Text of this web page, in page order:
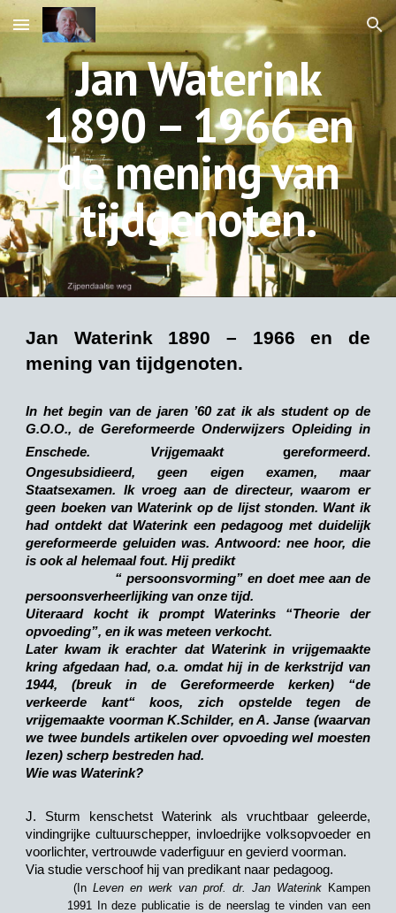
Skip to main content Skip to navigation
Jan Waterink
1890 – 1966 en
de mening van
tijdgenoten.
Jan Waterink 1890 – 1966 en de
mening van tijdgenoten.
In het begin van de jaren ’60 zat ik als student op de
G.O.O., de Gereformeerde Onderwijzers Opleiding in
Enschede. Vrijgemaakt gereformeerd.
Ongesubsidieerd, geen eigen examen, maar
Staatsexamen. Ik vroeg aan de directeur, waarom er
geen boeken van Waterink op de lijst stonden. Want ik
had ontdekt dat Waterink een pedagoog met duidelijk
gereformeerde geluiden was. Antwoord: nee hoor, die
is ook al helemaal fout. Hij predikt
“ persoonsvorming” en doet mee aan de
persoonsverheerlijking van onze tijd.
Uiteraard kocht ik prompt Waterinks “Theorie der
opvoeding”, en ik was meteen verkocht.
Later kwam ik erachter dat Waterink in vrijgemaakte
kring afgedaan had, o.a. omdat hij in de kerkstrijd van
1944, (breuk in de Gereformeerde kerken) “de
verkeerde kant“ koos, zich opstelde tegen de
vrijgemaakte voorman K.Schilder, en A. Janse (waarvan
we twee bundels artikelen over opvoeding wel moesten
lezen) scherp bestreden had.
Wie was Waterink?
J. Sturm kenschetst Waterink als vruchtbaar geleerde,
vindingrijke cultuurschepper, invloedrijke volksopvoeder en
voorlichter, vertrouwde vaderfiguur en gevierd voorman.
Via studie verschoof hij van predikant naar pedagoog.
(In Leven en werk van prof. dr. Jan WaterinkKampen
1991 In deze publicatie is de neerslag te vinden van een